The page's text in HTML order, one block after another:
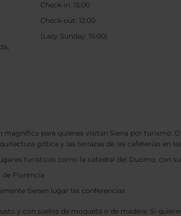
Check-in: 15:00
Check-out: 12:00
(Lazy Sunday: 15:00)
para quienes visitan Siena por turismo.
gótica y las terrazas de las cafeterías en
turísticos como la catedral del Duomo, con
de Florencia
tienen lugar las conferencias
y con suelos de moqueta o de madera. Si